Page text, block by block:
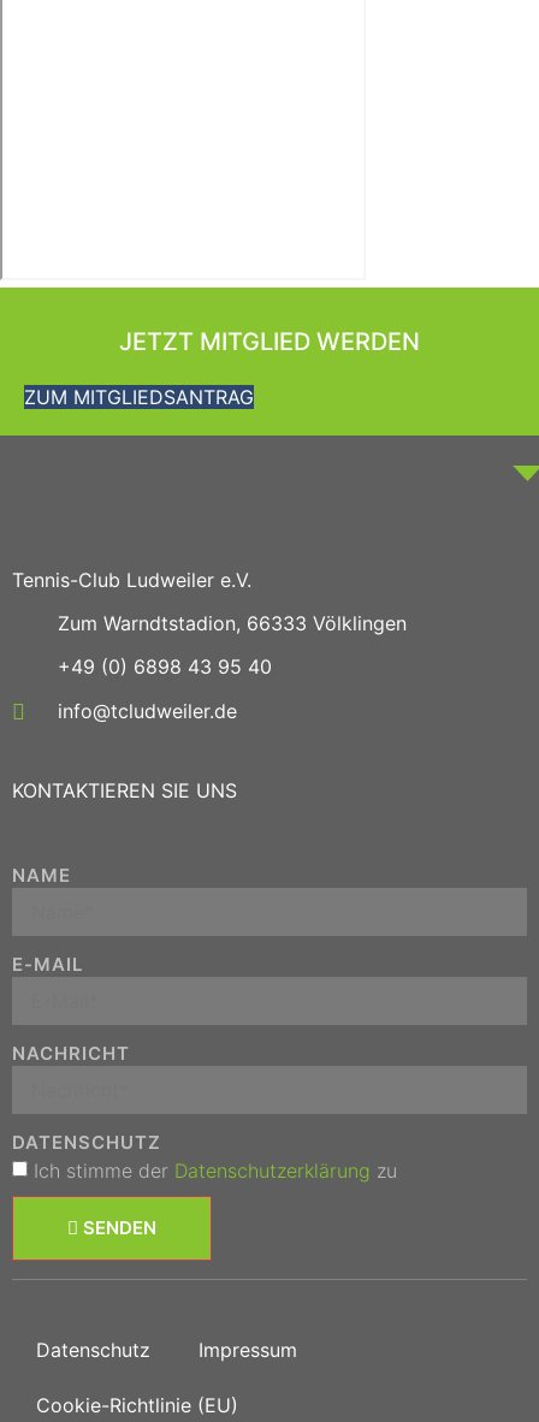
JETZT MITGLIED WERDEN
ZUM MITGLIEDSANTRAG
Tennis-Club Ludweiler e.V.
Zum Warndtstadion, 66333 Völklingen
+49 (0) 6898 43 95 40
info@tcludweiler.de
KONTAKTIEREN SIE UNS
NAME
E-MAIL
NACHRICHT
DATENSCHUTZ
Ich stimme der Datenschutzerklärung zu
SENDEN
Datenschutz Impressum
Cookie-Richtlinie (EU)